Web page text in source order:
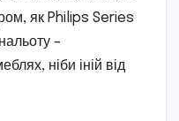
як Philips Series
–
ніби іній від